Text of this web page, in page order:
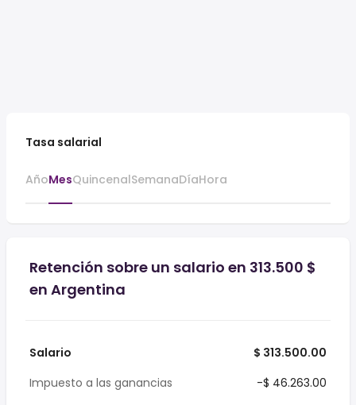
Tasa salarial
AñoMesQuincenalSemanaDíaHora
Retención sobre un salario en 313.500 $
en Argentina
Salario
$ 313.500.00
Impuesto a las ganancias
-$ 46.263.00